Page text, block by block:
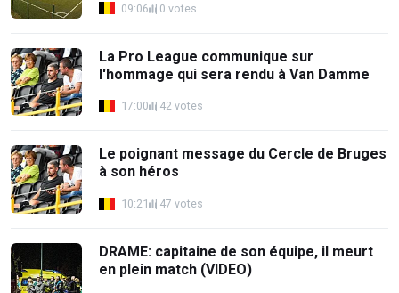
09:06 0 votes
La Pro League communique sur
l'hommage qui sera rendu à Van Damme
17:00 42 votes
Le poignant message du Cercle de Bruges
à son héros
10:21 47 votes
DRAME: capitaine de son équipe, il meurt
en plein match (VIDEO)